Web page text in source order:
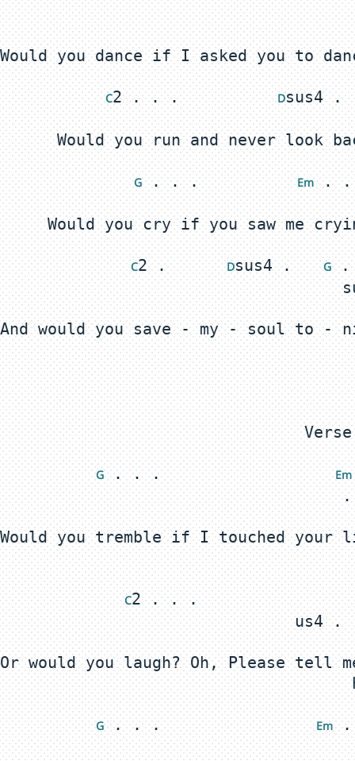
C2 . . . D
G . . . Em
C2 . Dsus4 . G .
And would you save - my - soul to -
G . . . Em
Would you tremble if I touched your
C2 . .
Or would you laugh? Oh, Please tell
G . . . Em